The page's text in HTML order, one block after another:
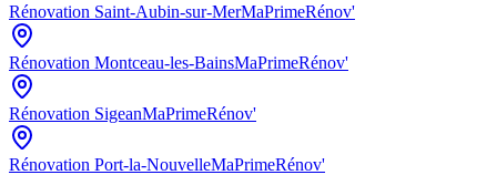
Rénovation Saint-Aubin-sur-MerMaPrimeRénov'
Rénovation Montceau-les-BainsMaPrimeRénov'
Rénovation SigeanMaPrimeRénov'
Rénovation Port-la-NouvelleMaPrimeRénov'